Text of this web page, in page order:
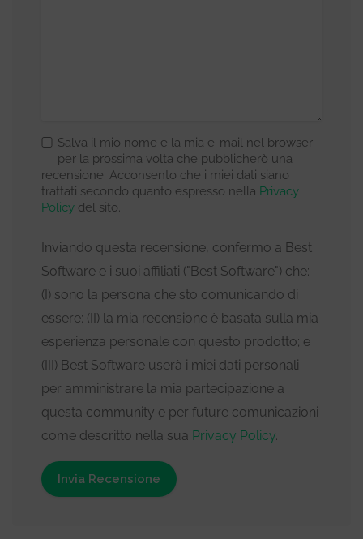
Salva il mio nome e la mia e-mail nel browser
per la prossima volta che pubblicherò una
recensione. Acconsento che i miei dati siano
trattati secondo quanto espresso nella Privacy
Policy del sito.
Inviando questa recensione, confermo a Best
Software e i suoi affiliati ("Best Software") che:
(I) sono la persona che sto comunicando di
essere; (II) la mia recensione è basata sulla mia
esperienza personale con questo prodotto; e
(III) Best Software userà i miei dati personali
per amministrare la mia partecipazione a
questa community e per future comunicazioni
come descritto nella sua Privacy Policy.